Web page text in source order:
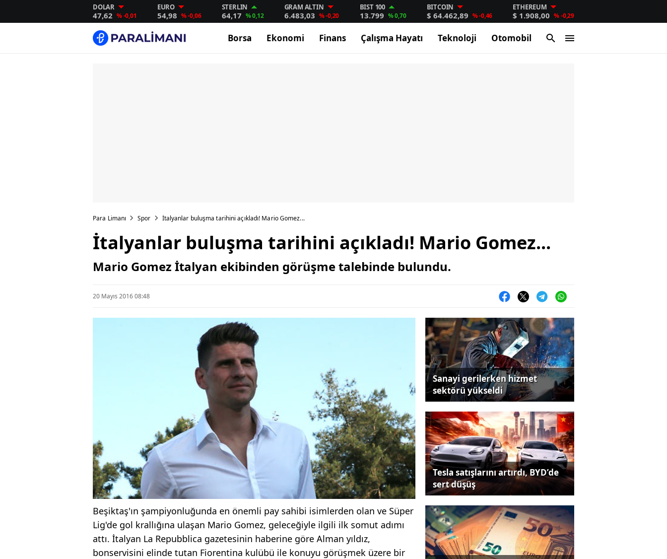
DOLAR
47,62 % -0,01
EURO
54,98 % -0,06
STERLIN
64,17 % 0,12
GRAM ALTIN
6.483,03 % -0,20
BIST 100
13.799 % 0,70
BITCOIN
$ 64.462,89 % -0,46
ETHEREUM
$ 1.908,00 % -0,29
Borsa Ekonomi Finans Çalışma Hayatı Teknoloji Otomobil
Para Limanı Spor İtalyanlar buluşma tarihini açıkladı! Mario Gomez...
İtalyanlar buluşma tarihini açıkladı! Mario Gomez...
Mario Gomez İtalyan ekibinden görüşme talebinde bulundu.
20 Mayıs 2016 08:48
Beşiktaş'ın şampiyonluğunda en önemli pay sahibi isimlerden olan ve Süper
Lig'de gol krallığına ulaşan Mario Gomez, geleceğiyle ilgili ilk somut adımı
attı. İtalyan La Repubblica gazetesinin haberine göre Alman yıldız,
bonservisini elinde tutan Fiorentina kulübü ile konuyu görüşmek üzere bir
Sanayi gerilerken hizmet
sektörü yükseldi
Tesla satışlarını artırdı, BYD’de
sert düşüş